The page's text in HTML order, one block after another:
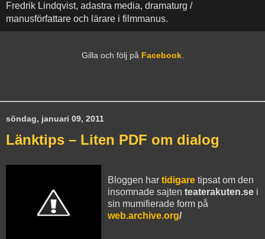
Fredrik Lindqvist, adastra media, dramaturg /
manusförfattare och lärare i filmmanus.
Gilla och följ på Facebook.
söndag, januari 09, 2011
Länktips – Liten PDF om dialog
Bloggen har tidigare tipsat om den
insomnade sajten teaterakuten.se i
sin mumifierade form på
web.archive.org/